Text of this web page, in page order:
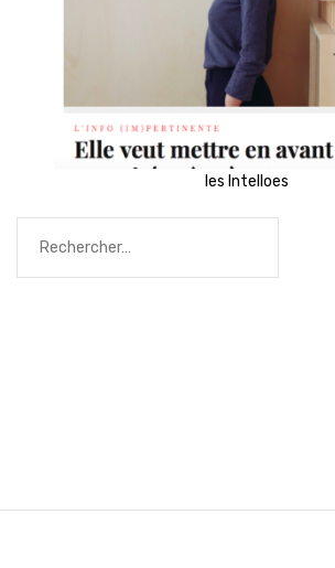
les Intelloes